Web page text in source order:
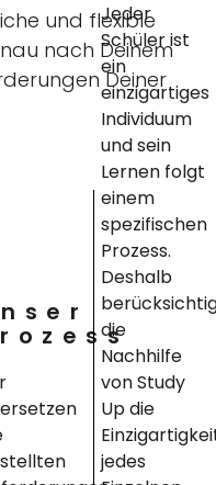
und flexible
nach Deinem
Deiner
Jeder
Schüler ist
ein
einzigartiges
Individuum
und sein
Lernen folgt
einem
spezifischen
Prozess.
Deshalb
die
Nachhilfe
von Study
Up die
jedes